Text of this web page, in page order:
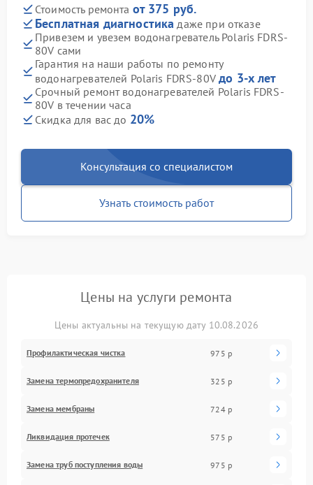
Стоимость ремонта от 375 руб.
Бесплатная диагностика даже при отказе
Привезем и увезем водонагреватель Polaris FDRS-
80V сами
Гарантия на наши работы по ремонту
водонагревателей Polaris FDRS-80Vдо 3-х лет
Срочный ремонт водонагревателей Polaris FDRS-
80V в течении часа
Скидка для вас до 20%
Консультация со специалистом
Узнать стоимость работ
Цены на услуги ремонта
Цены актуальны на текущую дату 10.08.2026
Профилактическая чистка 975 р
Замена термопредохранителя 325 р
Замена мембраны 724 р
Ликвидация протечек 575 р
Замена труб поступления воды 975 р